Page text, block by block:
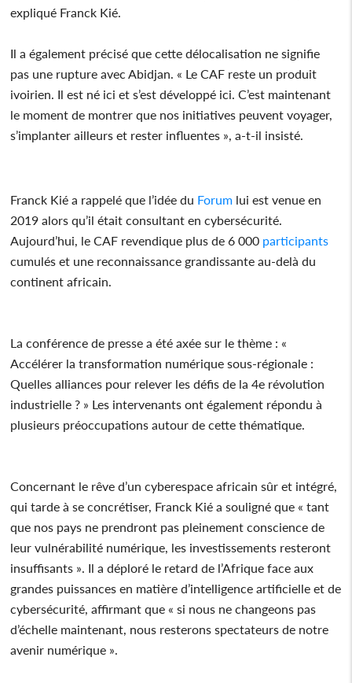
expliqué Franck Kié.
Il a également précisé que cette délocalisation ne signifie
pas une rupture avec Abidjan. « Le CAF reste un produit
ivoirien. Il est né ici et s’est développé ici. C’est maintenant
le moment de montrer que nos initiatives peuvent voyager,
s’implanter ailleurs et rester influentes », a-t-il insisté.
Franck Kié a rappelé que l’idée du Forum lui est venue en
2019 alors qu’il était consultant en cybersécurité.
Aujourd’hui, le CAF revendique plus de 6 000 participants
cumulés et une reconnaissance grandissante au-delà du
continent africain.
La conférence de presse a été axée sur le thème : «
Accélérer la transformation numérique sous-régionale :
Quelles alliances pour relever les défis de la 4e révolution
industrielle ? » Les intervenants ont également répondu à
plusieurs préoccupations autour de cette thématique.
Concernant le rêve d’un cyberespace africain sûr et intégré,
qui tarde à se concrétiser, Franck Kié a souligné que « tant
que nos pays ne prendront pas pleinement conscience de
leur vulnérabilité numérique, les investissements resteront
insuffisants ». Il a déploré le retard de l’Afrique face aux
grandes puissances en matière d’intelligence artificielle et de
cybersécurité, affirmant que « si nous ne changeons pas
d’échelle maintenant, nous resterons spectateurs de notre
avenir numérique ».